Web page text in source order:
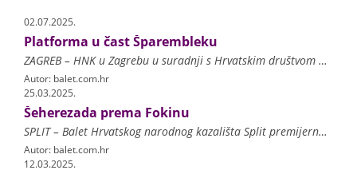
02.07.2025.
Platforma u čast Šparembleku
ZAGREB – HNK u Zagrebu u suradnji s Hrvatskim društvom profesionalnih baletnih umjetnika, te odsjekom za kompoziciju i teoriju glazbe na Muzičkoj akademiji u Zagrebu pokrenul
Autor: balet.com.hr
25.03.2025.
Šeherezada prema Fokinu
SPLIT – Balet Hrvatskog narodnog kazališta Split premijerno će 27. ožujka izvesti baletnu predstavu Class Concert / Šeherezada. Class Concert koreografsko je djelo novog umje
Autor: balet.com.hr
12.03.2025.